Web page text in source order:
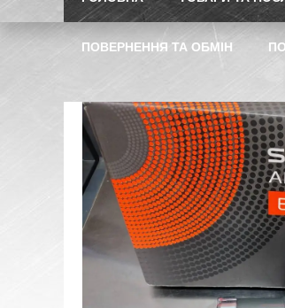
ПОВЕРНЕННЯ ТА ОБМІН